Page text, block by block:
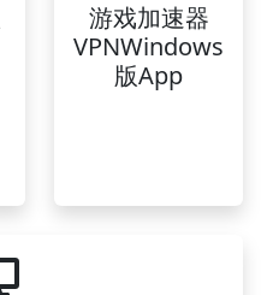
游戏加速器
VPNWindows
版App